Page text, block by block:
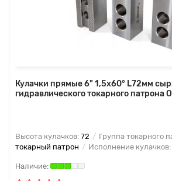
Кулачки прямые 6" 1,5x60° L72мм
гидравлического токарного патрона
Высота кулачков: 72 Группа токарного
токарный патрон
Исполнение кулачков: